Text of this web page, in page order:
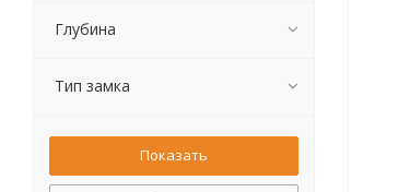
Глубина
Тип замка